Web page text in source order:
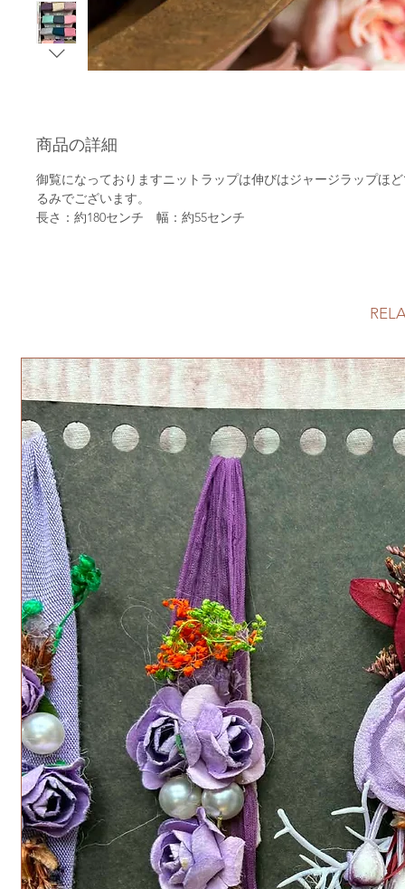
商品の詳細
御覧になっておりますニットラップは伸びはジャージラップほ
るみでございます。
長さ：約180センチ 幅：約55センチ